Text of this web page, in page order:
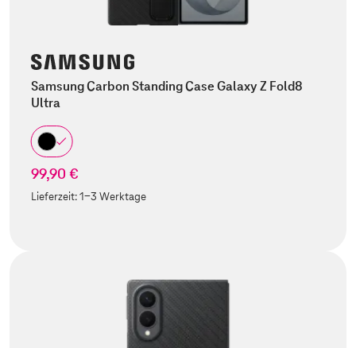
Samsung Carbon Standing Case Galaxy Z Fold8
Ultra
99,90 €
Lieferzeit:1-3 Werktage